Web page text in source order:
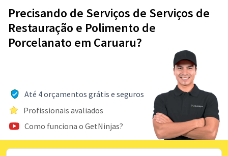
Precisando de Serviços de Serviços de
Restauração e Polimento de
Porcelanato em Caruaru?
Até 4 orçamentos grátis e seguros
Profissionais avaliados
Como funciona o GetNinjas?